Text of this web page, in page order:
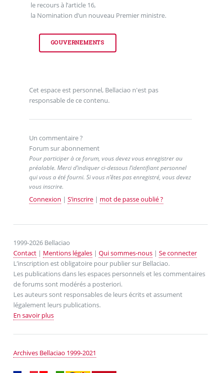
le recours à l’article 16,
la Nomination d’un nouveau Premier ministre.
GOUVERNEMENTS
Cet espace est personnel, Bellaciao n'est pas
responsable de ce contenu.
Un commentaire ?
Forum sur abonnement
Pour participer à ce forum, vous devez vous enregistrer au
préalable. Merci d’indiquer ci-dessous l’identifiant personnel
qui vous a été fourni. Si vous n’êtes pas enregistré, vous devez
vous inscrire.
Connexion | S’inscrire| mot de passe oublié ?
1999-2026 Bellaciao
Contact| Mentions légales| Qui sommes-nous| Se connecter
L’inscription est obligatoire pour publier sur Bellaciao.
Les publications dans les espaces personnels et les commentaires
de forums sont modérés a posteriori.
Les auteurs sont responsables de leurs écrits et assument
légalement leurs publications.
En savoir plus
Archives Bellaciao 1999-2021